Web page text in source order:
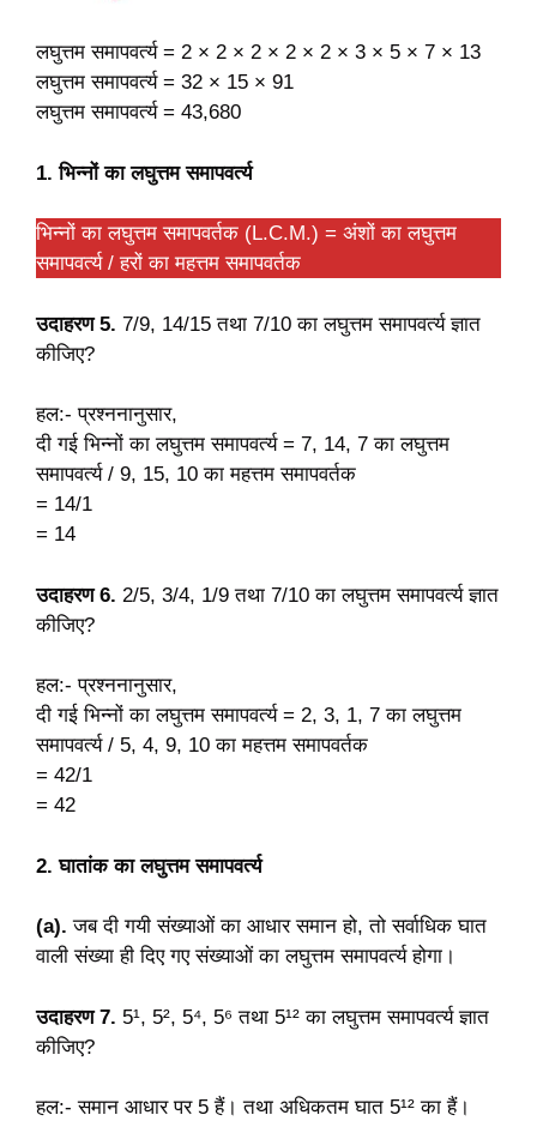
लघुत्तम समापवर्त्य = 2 × 2 × 2 × 2 × 2 × 3 × 5 × 7 × 13
लघुत्तम समापवर्त्य = 32 × 15 × 91
लघुत्तम समापवर्त्य = 43,680
1. भिन्नों का लघुत्तम समापवर्त्य
भिन्नों का लघुत्तम समापवर्तक (L.C.M.) = अंशों का लघुत्तम
समापवर्त्य / हरों का महत्तम समापवर्तक
उदाहरण 5. 7/9, 14/15 तथा 7/10 का लघुत्तम समापवर्त्य ज्ञात
कीजिए?
हल:- प्रश्ननानुसार,
दी गई भिन्नों का लघुत्तम समापवर्त्य = 7, 14, 7 का लघुत्तम
समापवर्त्य / 9, 15, 10 का महत्तम समापवर्तक
= 14/1
= 14
उदाहरण 6. 2/5, 3/4, 1/9 तथा 7/10 का लघुत्तम समापवर्त्य ज्ञात
कीजिए?
हल:- प्रश्ननानुसार,
दी गई भिन्नों का लघुत्तम समापवर्त्य = 2, 3, 1, 7 का लघुत्तम
समापवर्त्य / 5, 4, 9, 10 का महत्तम समापवर्तक
= 42/1
= 42
2. घातांक का लघुत्तम समापवर्त्य
(a).जब दी गयी संख्याओं का आधार समान हो, तो सर्वाधिक घात
वाली संख्या ही दिए गए संख्याओं का लघुत्तम समापवर्त्य होगा।
उदाहरण 7. 5¹, 5², 5⁴, 5⁶ तथा 5¹² का लघुत्तम समापवर्त्य ज्ञात
कीजिए?
हल:- समान आधार पर 5 हैं। तथा अधिकतम घात 5¹² का हैं।